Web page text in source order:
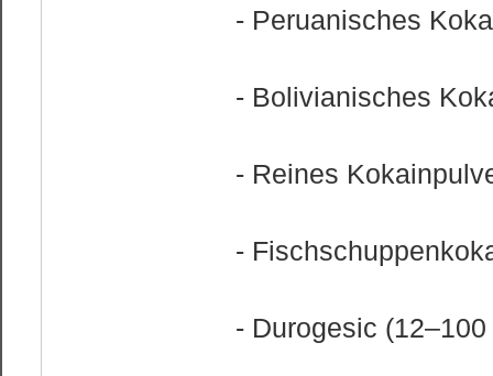
- Peruanisches
- Bolivianisches
- Reines
-
- Durogesic (12–100